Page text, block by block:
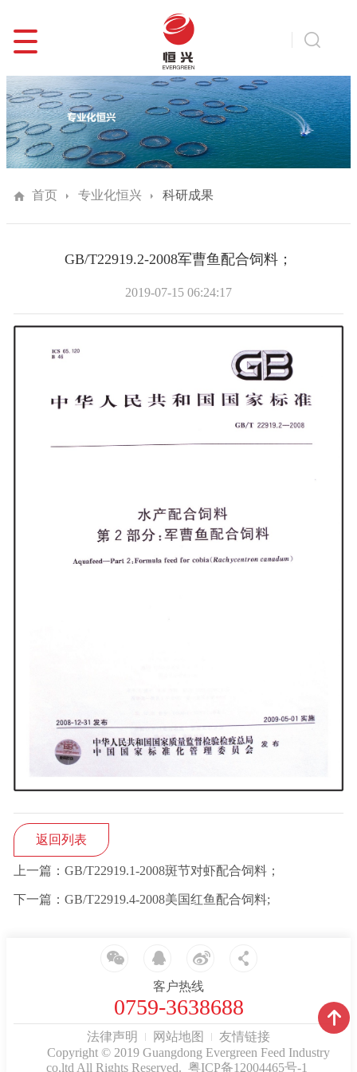
首页 专业化恒兴 科研成果
GB/T22919.2-2008军曹鱼配合饲料；
2019-07-15 06:24:17
返回列表
上一篇：GB/T22919.1-2008斑节对虾配合饲料；
下一篇：GB/T22919.4-2008美国红鱼配合饲料;
客户热线
0759-3638688
法律声明 网站地图
友情链接
Copyright © 2019 Guangdong Evergreen Feed Industry
co,ltd All Rights Reserved. 粤ICP备12004465号-1